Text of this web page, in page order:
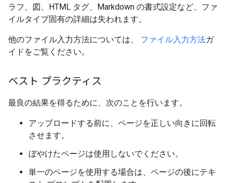
ラフ、図、HTML タグ、Markdown の書式設定など、ファ
イルタイプ固有の詳細は失われます。
他のファイル入力方法については、 ファイル入力方法ガ
イドをご覧ください。
ベスト プラクティス
最良の結果を得るために、次のことを行います。
アップロードする前に、ページを正しい向きに回転
させます。
ぼやけたページは使用しないでください。
単一のページを使用する場合は、ページの後にテキ